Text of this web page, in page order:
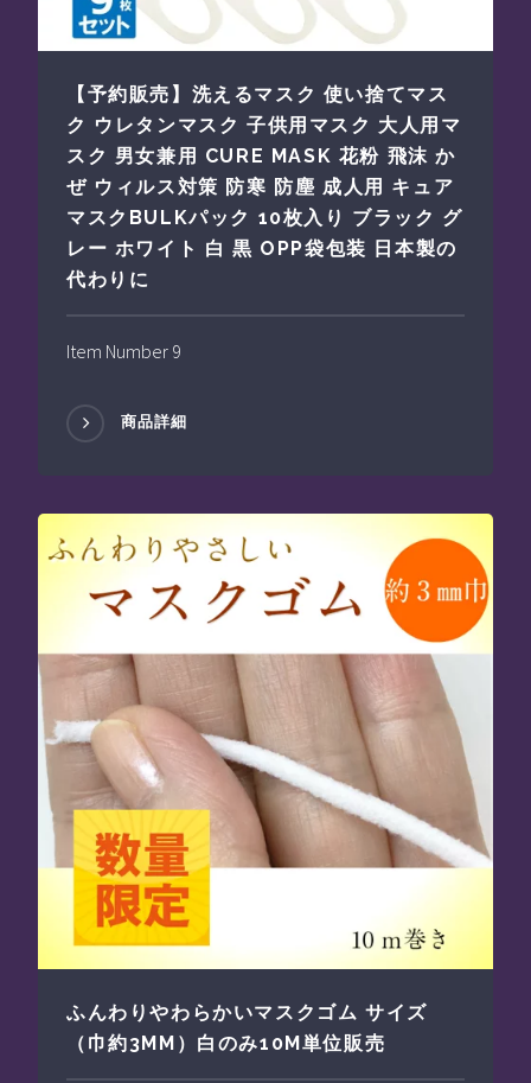
【予約販売】洗えるマスク 使い捨てマス
ク ウレタンマスク 子供用マスク 大人用マ
スク 男女兼用 CURE MASK 花粉 飛沫 か
ぜ ウィルス対策 防寒 防塵 成人用 キュア
マスクBULKパック 10枚入り ブラック グ
レー ホワイト 白 黒 OPP袋包装 日本製の
代わりに
Item Number 9
商品詳細
ふんわりやわらかいマスクゴム サイズ
（巾約3MM）白のみ10M単位販売